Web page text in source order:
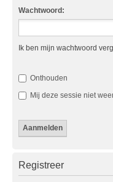
Wachtwoord:
Ik ben mijn wachtwoord
Onthouden
Mij deze sessie niet
Registreer